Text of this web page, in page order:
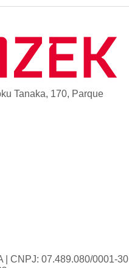
Tanaka, 170, Parque
| CNPJ: 07.489.080/0001-30